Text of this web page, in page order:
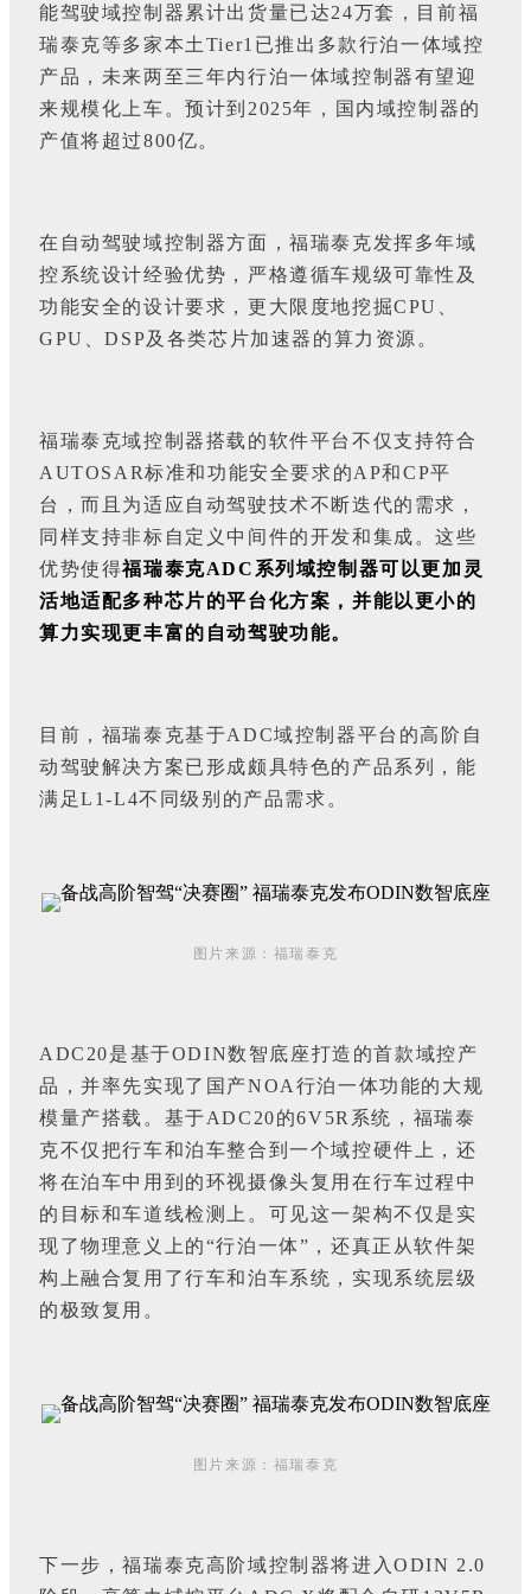
能驾驶域控制器累计出货量已达24万套，目前福
瑞泰克等多家本土Tier1已推出多款行泊一体域控
产品，未来两至三年内行泊一体域控制器有望迎
来规模化上车。预计到2025年，国内域控制器的
产值将超过800亿。
在自动驾驶域控制器方面，福瑞泰克发挥多年域
控系统设计经验优势，严格遵循车规级可靠性及
功能安全的设计要求，更大限度地挖掘CPU、
GPU、DSP及各类芯片加速器的算力资源。
福瑞泰克域控制器搭载的软件平台不仅支持符合
AUTOSAR标准和功能安全要求的AP和CP平
台，而且为适应自动驾驶技术不断迭代的需求，
同样支持非标自定义中间件的开发和集成。这些
优势使得福瑞泰克ADC系列域控制器可以更加灵
活地适配多种芯片的平台化方案，并能以更小的
算力实现更丰富的自动驾驶功能。
目前，福瑞泰克基于ADC域控制器平台的高阶自
动驾驶解决方案已形成颇具特色的产品系列，能
满足L1-L4不同级别的产品需求。
图片来源：福瑞泰克
ADC20是基于ODIN数智底座打造的首款域控产
品，并率先实现了国产NOA行泊一体功能的大规
模量产搭载。基于ADC20的6V5R系统，福瑞泰
克不仅把行车和泊车整合到一个域控硬件上，还
将在泊车中用到的环视摄像头复用在行车过程中
的目标和车道线检测上。可见这一架构不仅是实
现了物理意义上的“行泊一体”，还真正从软件架
构上融合复用了行车和泊车系统，实现系统层级
的极致复用。
图片来源：福瑞泰克
下一步，福瑞泰克高阶域控制器将进入ODIN 2.0